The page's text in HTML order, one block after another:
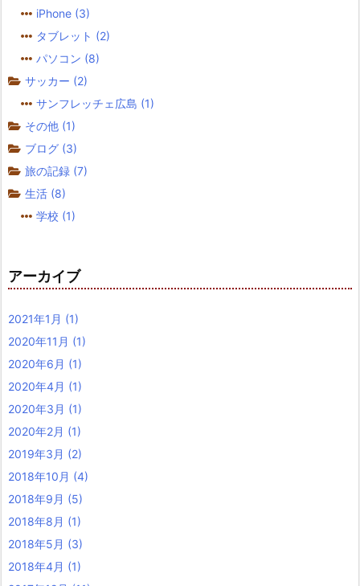
iPhone (3)
タブレット (2)
パソコン (8)
サッカー (2)
サンフレッチェ広島 (1)
その他 (1)
ブログ (3)
旅の記録 (7)
生活 (8)
学校 (1)
アーカイブ
2021年1月 (1)
2020年11月 (1)
2020年6月 (1)
2020年4月 (1)
2020年3月 (1)
2020年2月 (1)
2019年3月 (2)
2018年10月 (4)
2018年9月 (5)
2018年8月 (1)
2018年5月 (3)
2018年4月 (1)